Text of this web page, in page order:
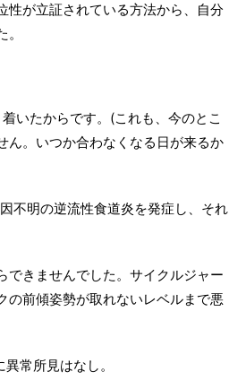
性が立証されている方法から、自分
いたからです。(これも、今のとこ
ん。いつか合わなくなる日が来るか
不明の逆流性食道炎を発症し、それ
できませんでした。サイクルジャー
の前傾姿勢が取れないレベルまで悪
常所見はなし。